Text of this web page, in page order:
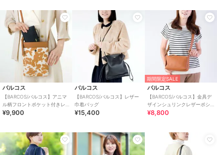
バルコス
【BARCOS/バルコス】アニマ
ル柄フロントポケット付きレ
ザーポシェット
¥9,900
バルコス
【BARCOS/バルコス】レザー
巾着バッグ
¥15,400
期間限定SALE
バルコス
【BARCOS/バルコス】金具デ
ザインシュリンクレザーポシ
ェット
¥8,800